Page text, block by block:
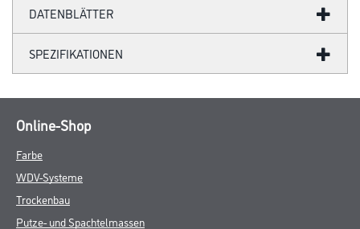
DATENBLÄTTER
SPEZIFIKATIONEN
Online-Shop
Farbe
WDV-Systeme
Trockenbau
Putze- und Spachtelmassen